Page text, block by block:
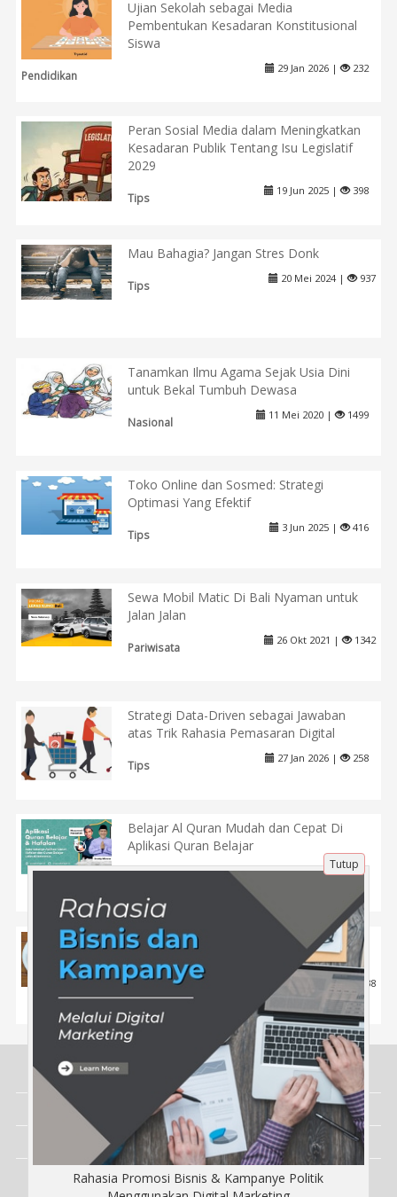
Ujian Sekolah sebagai Media
Pembentukan Kesadaran Konstitusional
Siswa
Pendidikan
29 Jan 2026 | 232
Peran Sosial Media dalam Meningkatkan
Kesadaran Publik Tentang Isu Legislatif
2029
Tips
19 Jun 2025 | 398
Mau Bahagia? Jangan Stres Donk
Tips
20 Mei 2024 | 937
Tanamkan Ilmu Agama Sejak Usia Dini
untuk Bekal Tumbuh Dewasa
Nasional
11 Mei 2020 | 1499
Toko Online dan Sosmed: Strategi
Optimasi Yang Efektif
Tips
3 Jun 2025 | 416
Sewa Mobil Matic Di Bali Nyaman untuk
Jalan Jalan
Pariwisata
26 Okt 2021 | 1342
Strategi Data-Driven sebagai Jawaban
atas Trik Rahasia Pemasaran Digital
Tips
27 Jan 2026 | 258
Belajar Al Quran Mudah dan Cepat Di
Aplikasi Quran Belajar
22 Apr 2022 | 1263
Olahan Telur yang Enak dan Cocok untuk
23 Nov 2022 | 1838
Tentang Kami
Artikel
Disclaimer
Copyright © CyberJawa.com 2026 - All rights reserved
Tutup
Rahasia Promosi Bisnis & Kampanye Politik